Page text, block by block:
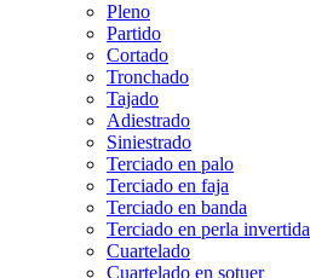
Pleno
Partido
Cortado
Tronchado
Tajado
Adiestrado
Siniestrado
Terciado en palo
Terciado en faja
Terciado en banda
Terciado en perla invertida
Cuartelado
Cuartelado en sotuer